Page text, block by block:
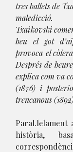
tres ballets de
Txaikovski
beu el got
provoca el
Després de
explica com va
(1876) i
trencanous
Paral.lelament
història,